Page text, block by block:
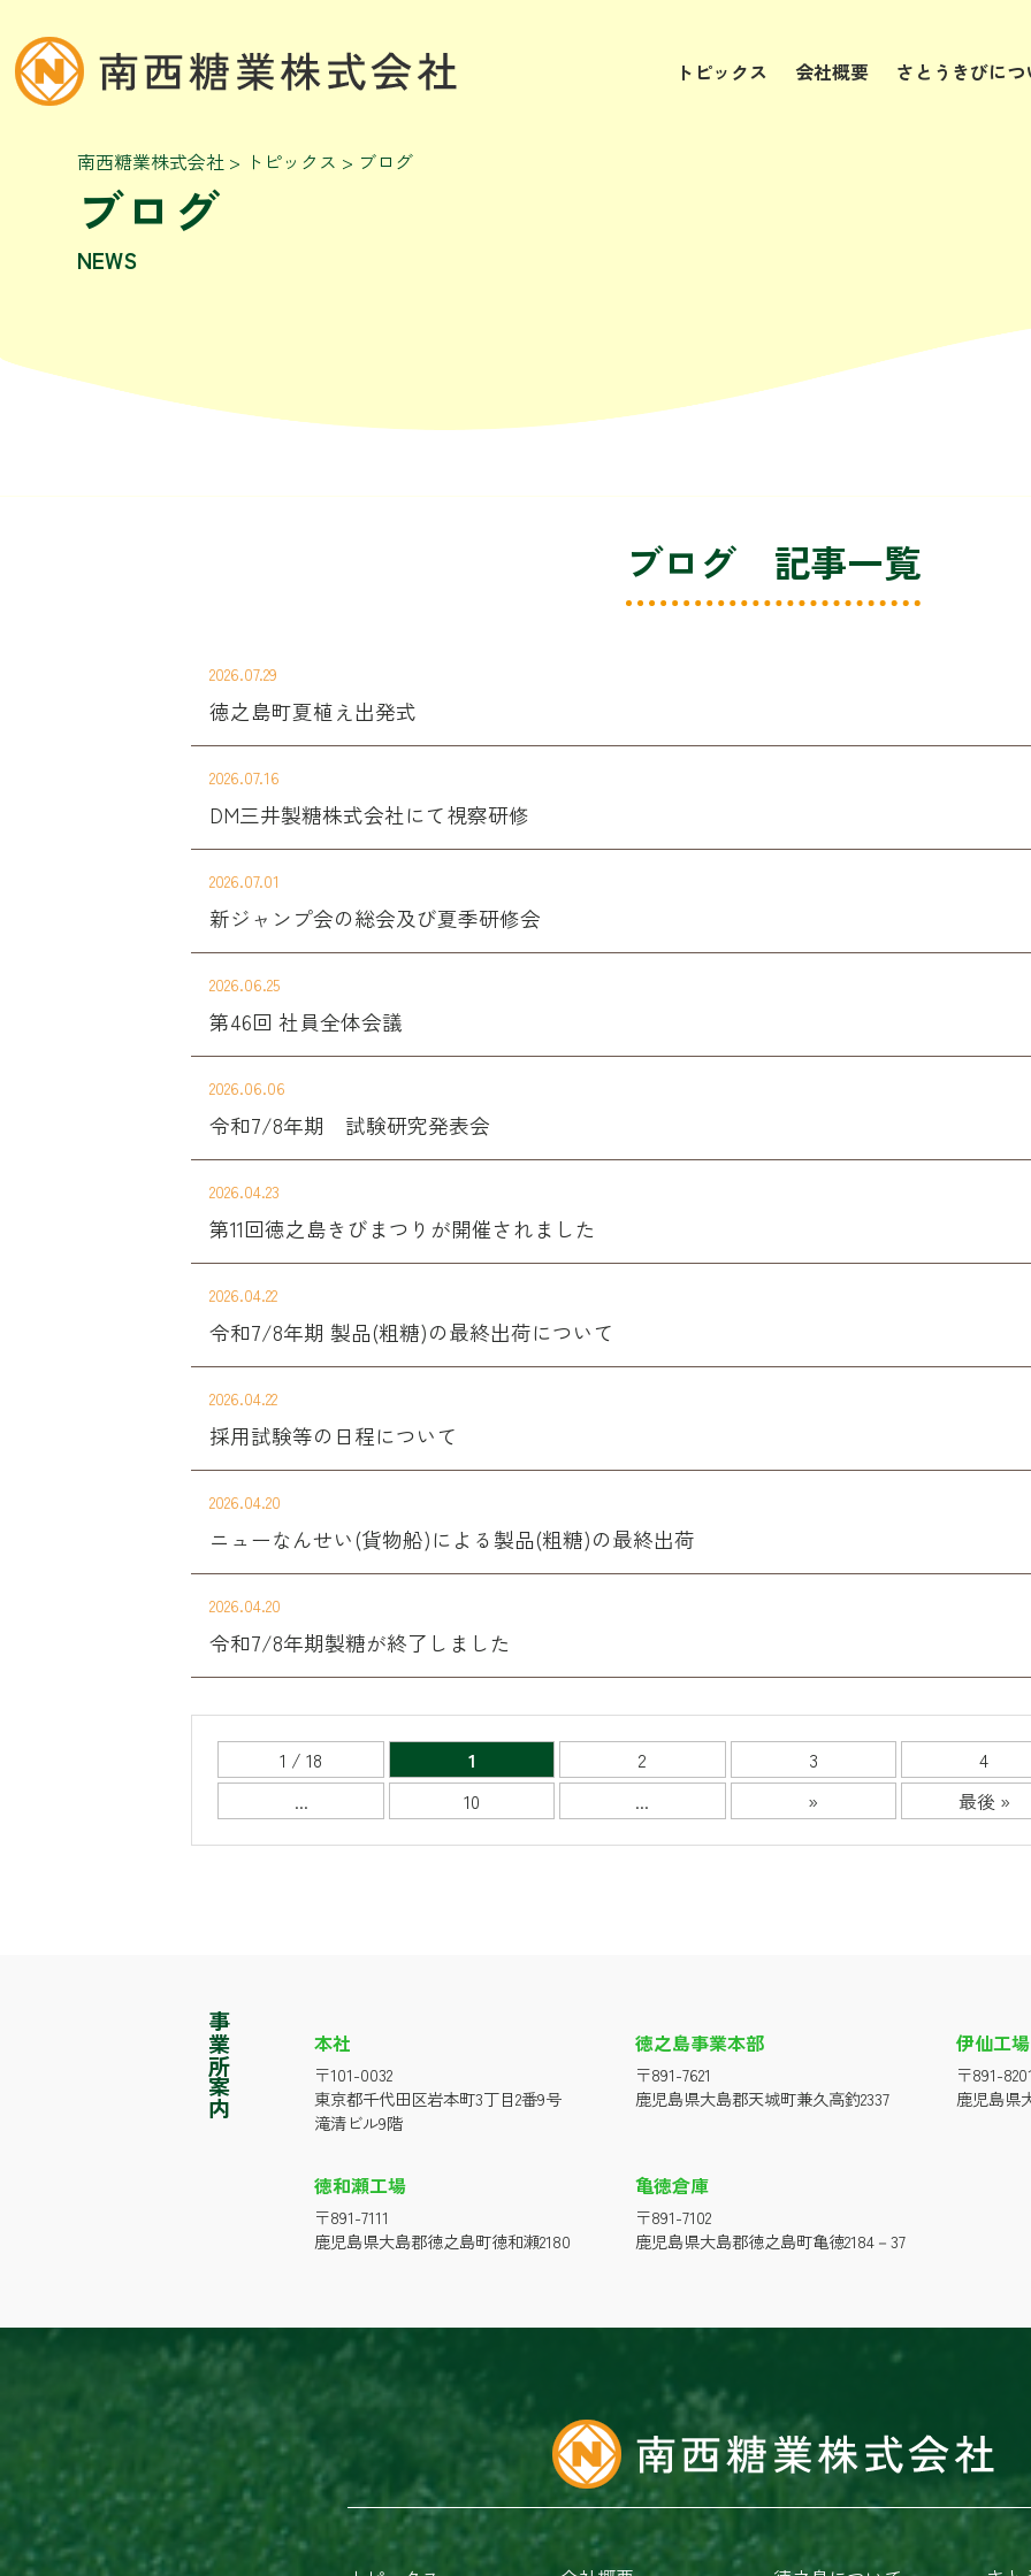
トピックス 会社概要 さとうきびにつ
ブログ
NEWS
南西糖業株式会社 > トピックス > ブログ
ブログ 記事一覧
2026.07.29
徳之島町夏植え出発式
2026.07.16
DM三井製糖株式会社にて視察研修
2026.07.01
新ジャンプ会の総会及び夏季研修会
2026.06.25
第46回 社員全体会議
2026.06.06
令和7/8年期 試験研究発表会
2026.04.23
第11回徳之島きびまつりが開催されました
2026.04.22
令和7/8年期 製品(粗糖)の最終出荷について
2026.04.22
採用試験等の日程について
2026.04.20
ニューなんせい(貨物船)による製品(粗糖)の最終出荷
2026.04.20
令和7/8年期製糖が終了しました
1 / 18 1 2 3
4
...
10 ... » 最後 »
事業所案内 本社
〒101-0032
東京都千代田区岩本町3丁目2番9号
滝清ビル9階
徳之島事業本部
〒891-7621
鹿児島県大島郡天城町兼久高釣2337
伊仙工場
〒891-
鹿児島県
徳和瀬工場
〒891-7111
鹿児島県大島郡徳之島町徳和瀬2180
亀徳倉庫
〒891-7102
鹿児島県大島郡徳之島町亀徳2184－37